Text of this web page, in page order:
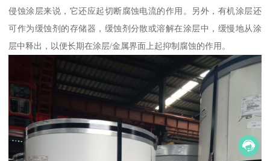
侵蚀涂层来说，它还应起切断腐蚀电流的作用。另外，有机涂层还
可作为缓蚀剂的存储器，缓蚀剂分散或溶解在涂层中，缓慢地从涂
层中释出，以便长期在涂层/金属界面上起抑制腐蚀的作用。